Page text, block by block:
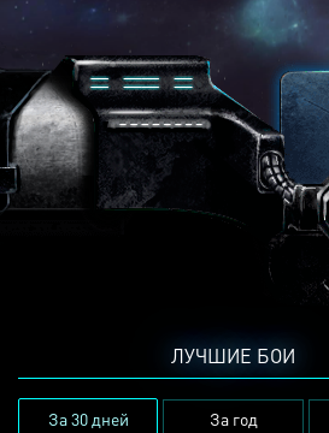
ЛУЧШИЕ БОИ
За 30 дней За год